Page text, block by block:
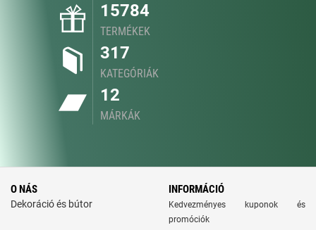
15784
TERMÉKEK
317
KATEGÓRIÁK
12
MÁRKÁK
O NÁS
Dekoráció és bútor
INFORMÁCIÓ
Kedvezményes kuponok és
promóciók